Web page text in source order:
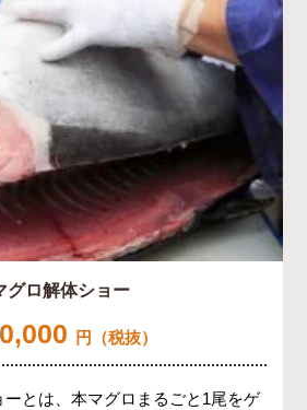
グロ解体ショー
円（税抜）
とは、本マグロまるごと1尾をゲ